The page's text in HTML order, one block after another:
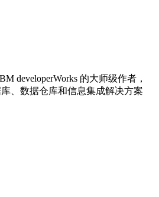
developerWorks 的大师级作者，
、数据仓库和信息集成解决方案